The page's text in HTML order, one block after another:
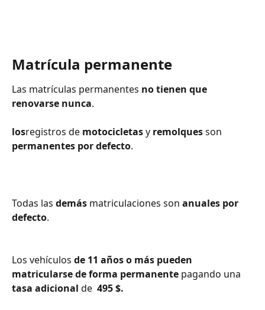
Matrícula permanente
Las matrículas permanentes no tienen que
renovarse nunca.
losregistros de motocicletas y remolques son
permanentes por defecto.
Todas las demás matriculaciones son anuales por
defecto.
Los vehículos de 11 añoso más pueden
matricularse de forma permanente pagando una
tasa adicional de 495 $.